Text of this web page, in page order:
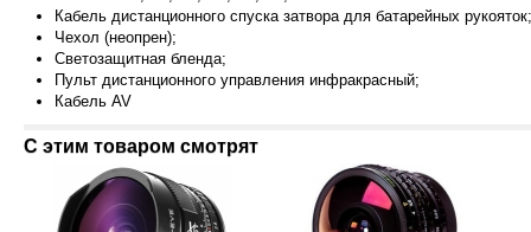
Кабель дистанционного спуска затвора для батарейных рукояток;
Чехол (неопрен);
Светозащитная бленда;
Пульт дистанционного управления инфракрасный;
Кабель AV
С этим товаром смотрят